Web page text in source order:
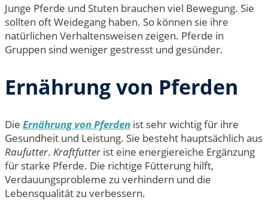
Junge Pferde und Stuten brauchen viel Bewegung. Sie
sollten oft Weidegang haben. So können sie ihre
natürlichen Verhaltensweisen zeigen. Pferde in
Gruppen sind weniger gestresst und gesünder.
Ernährung von Pferden
Die Ernährung von Pferden ist sehr wichtig für ihre
Gesundheit und Leistung. Sie besteht hauptsächlich aus
Raufutter. Kraftfutter ist eine energiereiche Ergänzung
für starke Pferde. Die richtige Fütterung hilft,
Verdauungsprobleme zu verhindern und die
Lebensqualität zu verbessern.